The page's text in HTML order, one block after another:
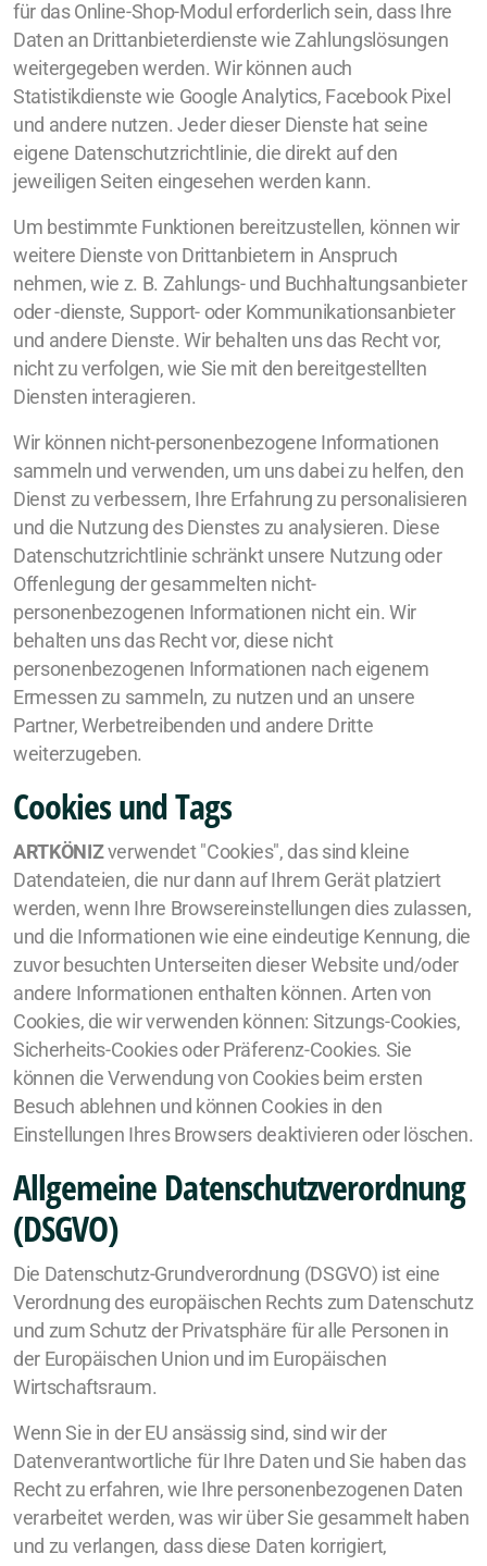
für das Online-Shop-Modul erforderlich sein, dass Ihre
Daten an Drittanbieterdienste wie Zahlungslösungen
weitergegeben werden. Wir können auch
Statistikdienste wie Google Analytics, Facebook Pixel
und andere nutzen. Jeder dieser Dienste hat seine
eigene Datenschutzrichtlinie, die direkt auf den
jeweiligen Seiten eingesehen werden kann.
Um bestimmte Funktionen bereitzustellen, können wir
weitere Dienste von Drittanbietern in Anspruch
nehmen, wie z. B. Zahlungs- und Buchhaltungsanbieter
oder -dienste, Support- oder Kommunikationsanbieter
und andere Dienste. Wir behalten uns das Recht vor,
nicht zu verfolgen, wie Sie mit den bereitgestellten
Diensten interagieren.
Wir können nicht-personenbezogene Informationen
sammeln und verwenden, um uns dabei zu helfen, den
Dienst zu verbessern, Ihre Erfahrung zu personalisieren
und die Nutzung des Dienstes zu analysieren. Diese
Datenschutzrichtlinie schränkt unsere Nutzung oder
Offenlegung der gesammelten nicht-
personenbezogenen Informationen nicht ein. Wir
behalten uns das Recht vor, diese nicht
personenbezogenen Informationen nach eigenem
Ermessen zu sammeln, zu nutzen und an unsere
Partner, Werbetreibenden und andere Dritte
weiterzugeben.
Cookies und Tags
ARTKÖNIZverwendet "Cookies", das sind kleine
Datendateien, die nur dann auf Ihrem Gerät platziert
werden, wenn Ihre Browsereinstellungen dies zulassen,
und die Informationen wie eine eindeutige Kennung, die
zuvor besuchten Unterseiten dieser Website und/oder
andere Informationen enthalten können. Arten von
Cookies, die wir verwenden können: Sitzungs-Cookies,
Sicherheits-Cookies oder Präferenz-Cookies. Sie
können die Verwendung von Cookies beim ersten
Besuch ablehnen und können Cookies in den
Einstellungen Ihres Browsers deaktivieren oder löschen.
Allgemeine Datenschutzverordnung
(DSGVO)
Die Datenschutz-Grundverordnung (DSGVO) ist eine
Verordnung des europäischen Rechts zum Datenschutz
und zum Schutz der Privatsphäre für alle Personen in
der Europäischen Union und im Europäischen
Wirtschaftsraum.
Wenn Sie in der EU ansässig sind, sind wir der
Datenverantwortliche für Ihre Daten und Sie haben das
Recht zu erfahren, wie Ihre personenbezogenen Daten
verarbeitet werden, was wir über Sie gesammelt haben
und zu verlangen, dass diese Daten korrigiert,